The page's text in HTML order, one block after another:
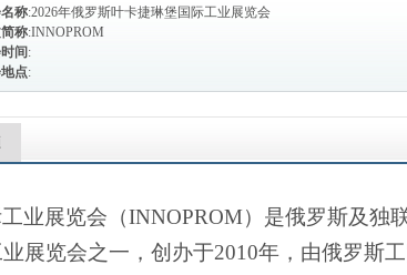
称:2026年俄罗斯叶卡捷琳堡国际工业展览会
称:INNOPROM
间 :
点:
业展览会（INNOPROM）是俄罗斯及独
展览会之一，创办于2010年，由俄罗斯